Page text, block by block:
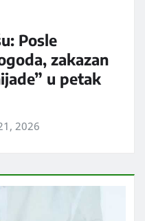
Posle
zakazan
u petak
2026